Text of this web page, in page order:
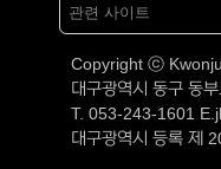
Copyright ⓒ
대구광역시 동구 동
T. 053-243-1601
대구광역시 등록 제